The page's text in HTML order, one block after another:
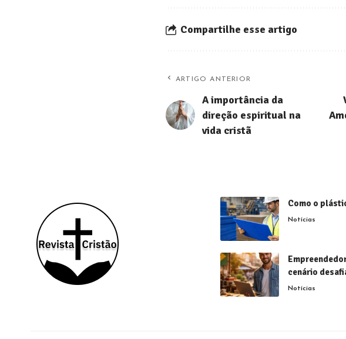
Compartilhe esse artigo
ARTIGO ANTERIOR
A importância da
direção espiritual na
vida cristã
Como o
Notícias
cenário
Notícias